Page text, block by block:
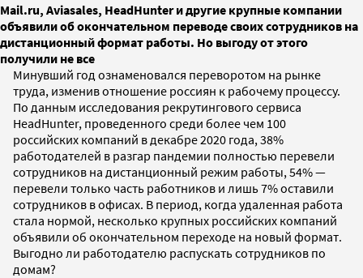
Mail.ru, Aviasales, HeadHunter и другие крупные компании
объявили об окончательном переводе своих сотрудников на
дистанционный формат работы. Но выгоду от этого
получили не все
Минувший год ознаменовался переворотом на рынке
труда, изменив отношение россиян к рабочему процессу.
По данным исследования рекрутингового сервиса
HeadHunter, проведенного среди более чем 100
российских компаний в декабре 2020 года, 38%
работодателей в разгар пандемии полностью перевели
сотрудников на дистанционный режим работы, 54% —
перевели только часть работников и лишь 7% оставили
сотрудников в офисах. В период, когда удаленная работа
стала нормой, несколько крупных российских компаний
объявили об окончательном переходе на новый формат.
Выгодно ли работодателю распускать сотрудников по
домам?